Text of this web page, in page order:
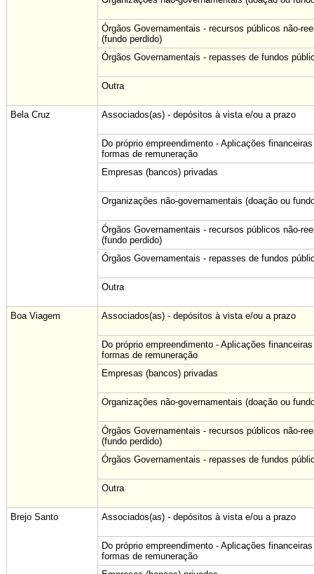
Órgãos Governamentais - recursos públicos não-
(fundo perdido)
Órgãos Governamentais - repasses de fundos
Outra
Bela Cruz Associados(as) - depósitos à vista e/ou a prazo
Do próprio empreendimento - Aplicações
formas de remuneração
Empresas (bancos) privadas
Organizações não-governamentais (doação ou
Órgãos Governamentais - recursos públicos não-
(fundo perdido)
Órgãos Governamentais - repasses de fundos
Outra
Boa Viagem Associados(as) - depósitos à vista e/ou a prazo
Do próprio empreendimento - Aplicações
formas de remuneração
Empresas (bancos) privadas
Organizações não-governamentais (doação ou
Órgãos Governamentais - recursos públicos não-
(fundo perdido)
Órgãos Governamentais - repasses de fundos
Outra
Brejo Santo Associados(as) - depósitos à vista e/ou a prazo
Do próprio empreendimento - Aplicações
formas de remuneração